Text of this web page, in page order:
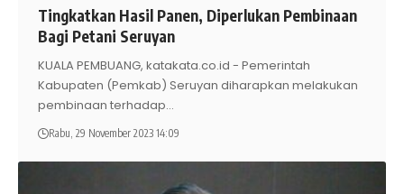
Tingkatkan Hasil Panen, Diperlukan Pembinaan
Bagi Petani Seruyan
KUALA PEMBUANG, katakata.co.id - Pemerintah
Kabupaten (Pemkab) Seruyan diharapkan melakukan
pembinaan terhadap…
Rabu, 29 November 2023 14:09